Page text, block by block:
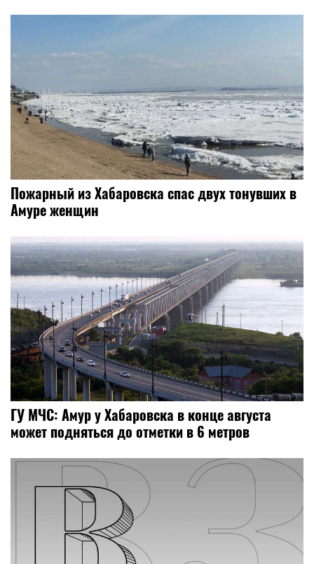
Пожарный из Хабаровска спас двух тонувших в
Амуре женщин
ГУ МЧС: Амур у Хабаровска в конце августа
может подняться до отметки в 6 метров